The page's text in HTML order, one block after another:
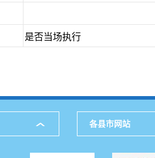
是否当场执行
各县市网站